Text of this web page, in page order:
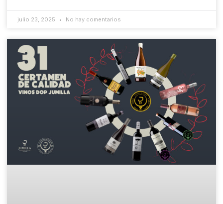
julio 23, 2025 No hay comentarios